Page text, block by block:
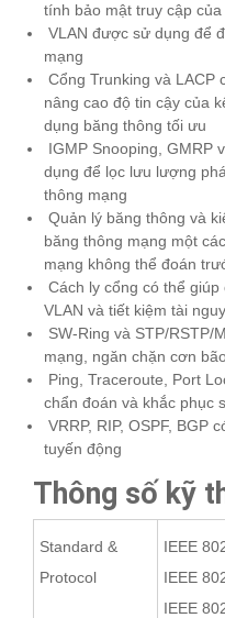
tính bảo mật truy cập của
VLAN được sử dụng để
mạng
Cổng Trunking và LACP
nâng cao độ tin cậy của
dụng băng thông tối ưu
IGMP Snooping, GMRP
dụng để lọc lưu lượng
thông mạng
Quản lý băng thông và
băng thông mạng một
mạng không thể đoán
Cách ly cổng có thể
VLAN và tiết kiệm tài
SW-Ring và STP/RSTP/
mạng, ngăn chặn cơn
Ping, Traceroute, Port
chẩn đoán và khắc phục
VRRP, RIP, OSPF, BGP
tuyến động
Thông số kỹ
Standard &
Protocol
IEEE
IEEE
IEEE